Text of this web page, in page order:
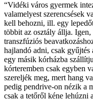
“Vidéki város gyermek
valamelyest szerencsések
kell behozni, ill. egy
többit az osztály állja.
transzfúziós
hajlandó adni, csak gyűjtés
egy másik kórházba
kórteremben csak egyben
szereljék meg, mert hang
pedig pendrive-on nézik a
csak a tetőről kéne